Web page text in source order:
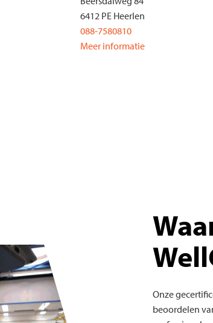
6269 BK Margraten
Meer informatie
Onze
beoordelen